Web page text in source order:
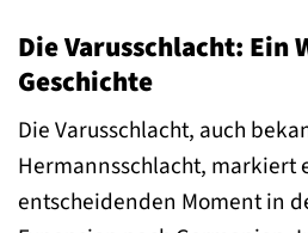
Die Varusschlacht: Ein
Geschichte
Die Varusschlacht, auch
Hermannsschlacht, markiert
entscheidenden Moment in